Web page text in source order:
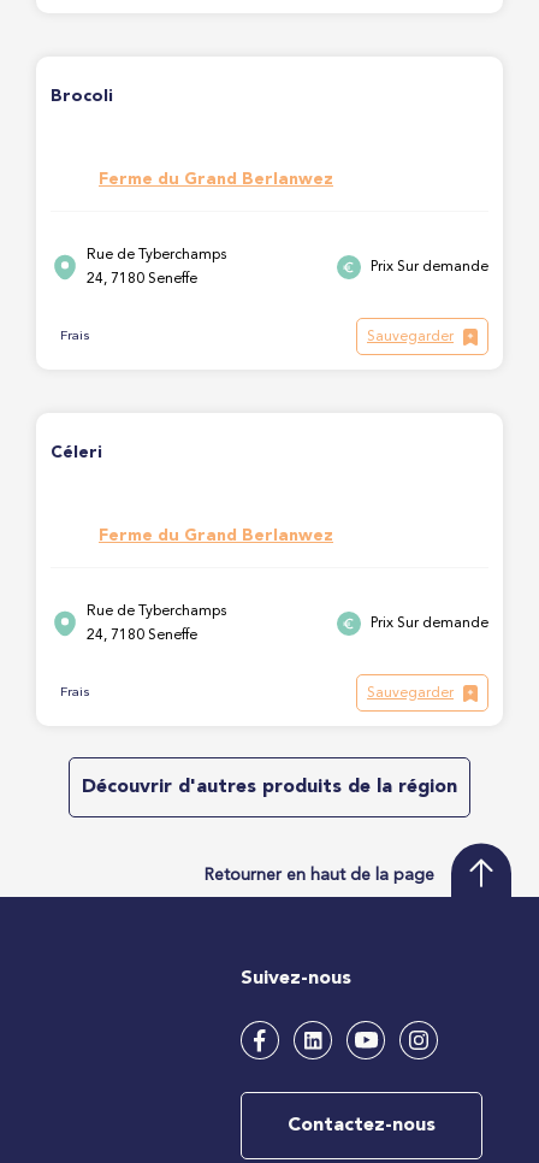
Brocoli
Ferme du Grand Berlanwez
Rue de Tyberchamps
24, 7180 Seneffe
Prix Sur demande
Frais Sauvegarder
Céleri
Ferme du Grand Berlanwez
Rue de Tyberchamps
24, 7180 Seneffe
Prix Sur demande
Frais Sauvegarder
Découvrir d'autres produits de la région
Retourner en haut de la page
Suivez-nous
Contactez-nous